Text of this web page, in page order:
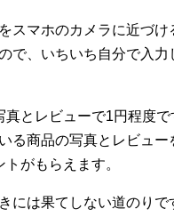
スマホのカメラに近づけ
で、いちいち自分で入力
とレビューで1円程度で
る商品の写真とレビュー
トがもらえます。
には果てしない道のりで